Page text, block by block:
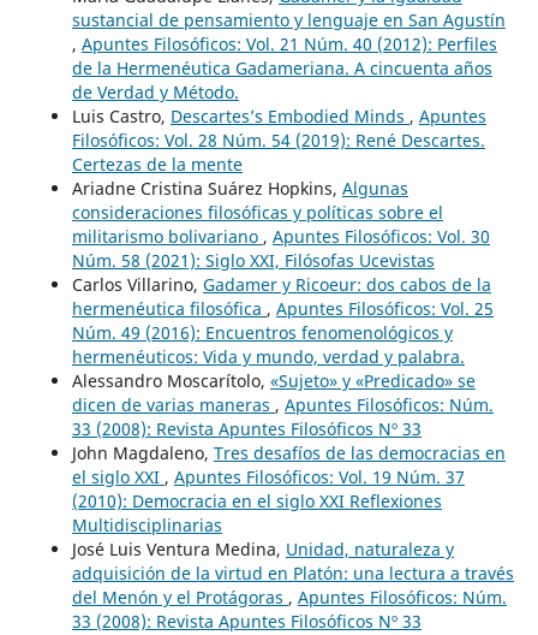
sustancial de pensamiento y lenguaje en San Agustín
, Apuntes Filosóficos: Vol. 21 Núm. 40 (2012): Perfiles
de la Hermenéutica Gadameriana. A cincuenta años
de Verdad y Método.
Luis Castro, Descartes’s Embodied Minds , Apuntes
Filosóficos: Vol. 28 Núm. 54 (2019): René Descartes.
Certezas de la mente
Ariadne Cristina Suárez Hopkins, Algunas
consideraciones filosóficas y políticas sobre el
militarismo bolivariano , Apuntes Filosóficos: Vol. 30
Núm. 58 (2021): Siglo XXI, Filósofas Ucevistas
Carlos Villarino, Gadamer y Ricoeur: dos cabos de la
hermenéutica filosófica , Apuntes Filosóficos: Vol. 25
Núm. 49 (2016): Encuentros fenomenológicos y
hermenéuticos: Vida y mundo, verdad y palabra.
Alessandro Moscarítolo, «Sujeto» y «Predicado» se
dicen de varias maneras , Apuntes Filosóficos: Núm.
33 (2008): Revista Apuntes Filosóficos Nº 33
John Magdaleno, Tres desafíos de las democracias en
el siglo XXI , Apuntes Filosóficos: Vol. 19 Núm. 37
(2010): Democracia en el siglo XXI Reflexiones
Multidisciplinarias
José Luis Ventura Medina, Unidad, naturaleza y
adquisición de la virtud en Platón: una lectura a través
del Menón y el Protágoras , Apuntes Filosóficos: Núm.
33 (2008): Revista Apuntes Filosóficos Nº 33